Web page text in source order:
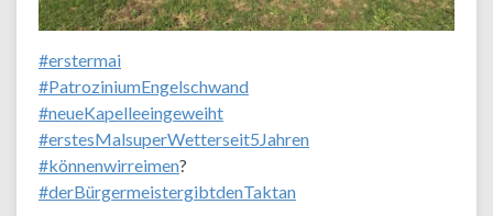
#erstermai
#PatroziniumEngelschwand
#neueKapelleeingeweiht
#erstesMalsuperWetterseit5Jahren
#könnenwirreimen?
#derBürgermeistergibtdenTaktan